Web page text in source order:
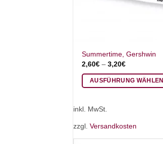
Summertime, Gershwin
2,60€ –3,20€
AUSFÜHRUNG WÄHLEN
mehrere
Varianten
inkl. MwSt.
zzgl. Versandkosten